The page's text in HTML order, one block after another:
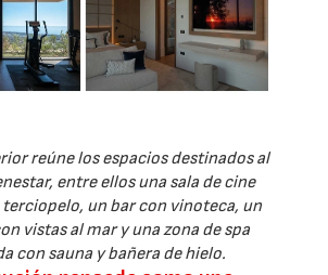
reúne los espacios destinados al
entre ellos una sala de cine
un bar con vinoteca, un
vistas al mar y una zona de spa
con sauna y bañera de hielo.